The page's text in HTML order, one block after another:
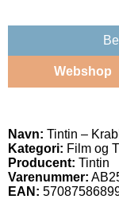
Webshop
Navn: Tintin –
Kategori: Film og
Producent: Tintin
Varenummer:
EAN: